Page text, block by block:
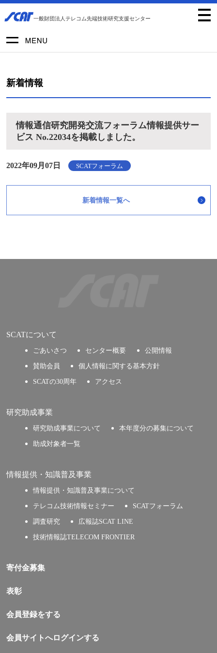
一般財団法人テレコム先端技術研究支援センター
新着情報
情報通信研究開発交流フォーラム情報提供サー
ビス No.22034を掲載しました。
2022年09月07日 SCATフォーラム
新着情報一覧へ
SCATについて
ごあいさつ センター概要
公開情報
賛助会員
個人情報に関する基本方針
SCATの30周年
アクセス
研究助成事業
研究助成事業について
本年度分の募集について
助成対象者一覧
情報提供・知識普及事業
情報提供・知識普及事業について
テレコム技術情報セミナー
SCATフォーラム
調査研究
広報誌SCAT LINE
技術情報誌TELECOM FRONTIER
寄付金募集
表彰
会員登録をする
会員サイトへログインする